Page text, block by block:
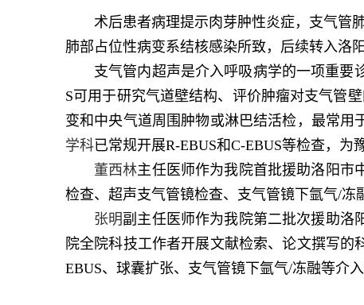
术后患者病理提示肉芽肿性炎症，支气管
肺部占位性病变系结核感染所致，后续转入洛
支气管内超声是介入呼吸病学的一项重要
S可用于研究气道壁结构、评价肿瘤对支气管
变和中央气道周围肿物或淋巴结活检，最常
学科已常规开展R-EBUS和C-EBUS等检查，为
董西林主任医师作为我院首批援助洛阳市
检查、超声支气管镜检查、支气管镜下氩气/冻
张明副主任医师作为我院第二批次援助洛
院全院科技工作者开展文献检索、论文撰写
EBUS、球囊扩张、支气管镜下氩气/冻融等介入